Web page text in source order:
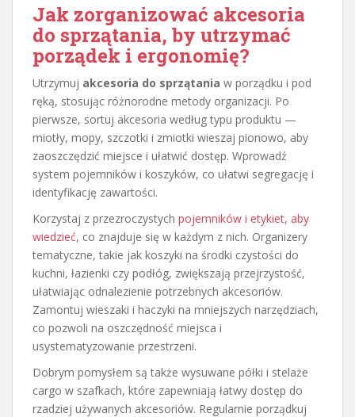
Jak zorganizować akcesoria
do sprzątania, by utrzymać
porządek i ergonomię?
Utrzymuj akcesoria do sprzątania w porządku i pod
ręką, stosując różnorodne metody organizacji. Po
pierwsze, sortuj akcesoria według typu produktu —
miotły, mopy, szczotki i zmiotki wieszaj pionowo, aby
zaoszczędzić miejsce i ułatwić dostęp. Wprowadź
system pojemników i koszyków, co ułatwi segregację i
identyfikację zawartości.
Korzystaj z przezroczystych pojemników i etykiet, aby
wiedzieć, co znajduje się w każdym z nich. Organizery
tematyczne, takie jak koszyki na środki czystości do
kuchni, łazienki czy podłóg, zwiększają przejrzystość,
ułatwiając odnalezienie potrzebnych akcesoriów.
Zamontuj wieszaki i haczyki na mniejszych narzędziach,
co pozwoli na oszczędność miejsca i
usystematyzowanie przestrzeni.
Dobrym pomysłem są także wysuwane półki i stelaże
cargo w szafkach, które zapewniają łatwy dostęp do
rzadziej używanych akcesoriów. Regularnie porządkuj